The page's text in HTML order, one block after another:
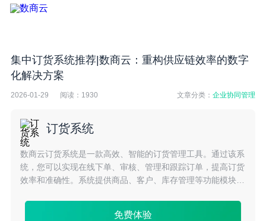
集中订货系统推荐|数商云：重构供应链效率的数字
化解决方案
2026-01-29 阅读： 1930 文章分类：企业协同管理
订货系统
数商云订货系统是一款高效、智能的订货管理工具。通过该系
统，您可以实现在线下单、审核、管理和跟踪订单，提高订货
效率和准确性。系统提供商品、客户、库存管理等功能模块，
程，节省时间和成本，提升客户满意度。
免费体验